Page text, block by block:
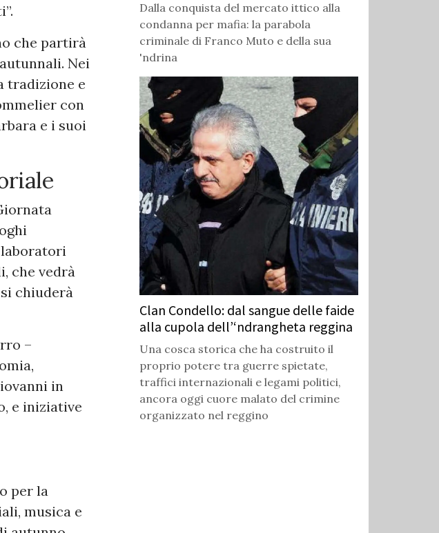
che partirà
Nei
tradizione e
con
e i suoi
che vedrà
chiuderà
–
in
e iniziative
per la
musica e
Dalla conquista del mercato ittico alla
condanna per mafia: la parabola
criminale di Franco Muto e della sua
'ndrina
Clan Condello: dal sangue delle faide
alla cupola dell’‘ndrangheta reggina
Una cosca storica che ha costruito il
proprio potere tra guerre spietate,
traffici internazionali e legami politici,
ancora oggi cuore malato del crimine
organizzato nel reggino